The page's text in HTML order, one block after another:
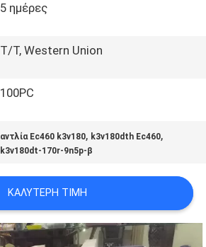
5 ημέρες
T/T, Western Union
100PC
αντλία Ec460 k3v180, k3v180dth Ec460,
k3v180dt-170r-9n5p-β
ΚΑΛΎΤΕΡΗ ΤΙΜΉ